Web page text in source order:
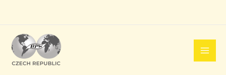
obsah